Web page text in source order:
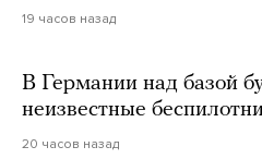
19 часов назад
В Германии над базой
неизвестные
20 часов назад